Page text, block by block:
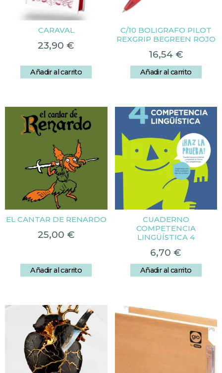
CARAVAL
23,90 €
Añadir al carrito
C/10 BOLIGRAFO PILOT
REXGRIP BEGREEN ROJO
16,54 €
Añadir al carrito
EL CANTAR DE RENARDO
25,00 €
Añadir al carrito
CUADERNO
COMPETENCIA
LINGÜÍSTICA 4
6,70 €
Añadir al carrito